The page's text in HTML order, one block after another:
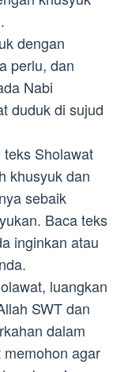
dengan
perlu, dan
Nabi
duduk di sujud
Sholawat
khusyuk dan
sebaik
Baca teks
inginkan atau
luangkan
SWT dan
dalam
agar